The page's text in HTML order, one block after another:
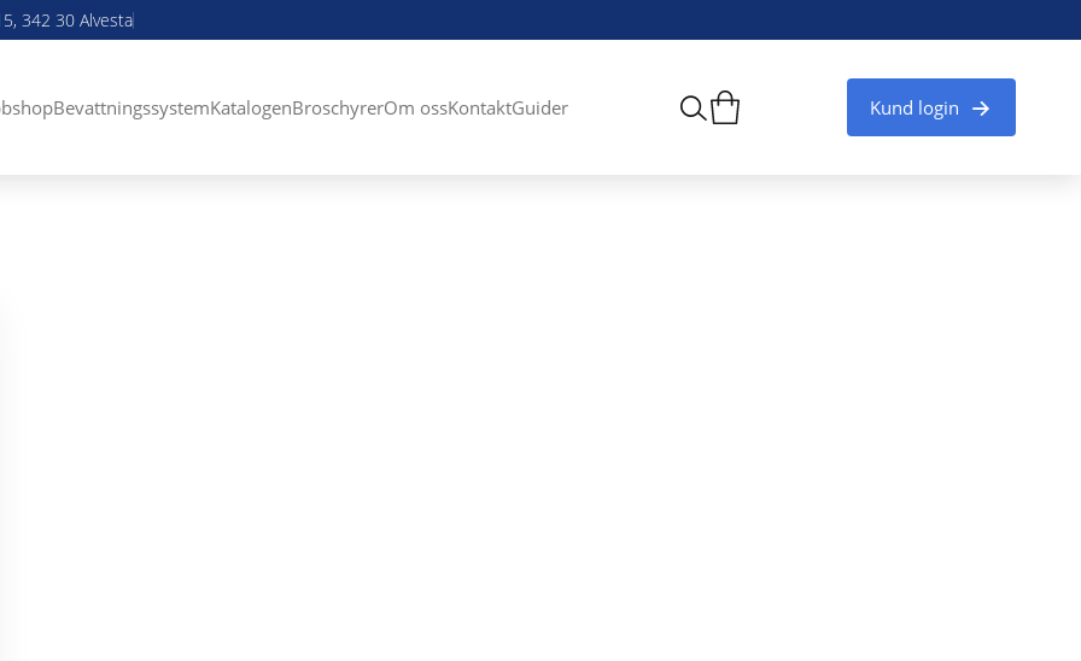
342 30 Alvesta
BevattningssystemKatalogenBroschyrerOm ossKontaktGuider Kund login